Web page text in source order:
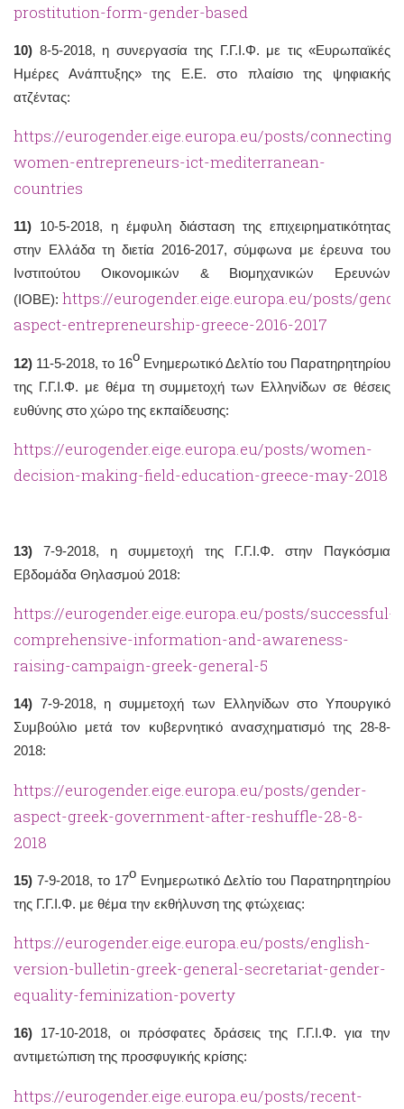
prostitution-form-gender-based
10) 8-5-2018, η συνεργασία της Γ.Γ.Ι.Φ. με τις «Ευρωπαϊκές
Ημέρες Ανάπτυξης» της Ε.Ε. στο πλαίσιο της ψηφιακής
ατζέντας:
https://eurogender.eige.europa.eu/posts/connecting-
women-entrepreneurs-ict-mediterranean-
countries
11) 10-5-2018, η έμφυλη διάσταση της επιχειρηματικότητας
στην Ελλάδα τη διετία 2016-2017, σύμφωνα με έρευνα του
Ινστιτούτου Οικονομικών & Βιομηχανικών Ερευνών
(ΙΟΒΕ): https://eurogender.eige.europa.eu/posts/
aspect-entrepreneurship-greece-2016-2017
12) 11-5-2018, το 16ο Ενημερωτικό Δελτίο του Παρατηρητηρίου
της Γ.Γ.Ι.Φ. με θέμα τη συμμετοχή των Ελληνίδων σε θέσεις
ευθύνης στο χώρο της εκπαίδευσης:
https://eurogender.eige.europa.eu/posts/women-
decision-making-field-education-greece-may-2018
13) 7-9-2018, η συμμετοχή της Γ.Γ.Ι.Φ. στην Παγκόσμια
Εβδομάδα Θηλασμού 2018:
https://eurogender.eige.europa.eu/posts/successful-
comprehensive-information-and-awareness-
raising-campaign-greek-general-5
14) 7-9-2018, η συμμετοχή των Ελληνίδων στο Υπουργικό
Συμβούλιο μετά τον κυβερνητικό ανασχηματισμό της 28-8-
2018:
https://eurogender.eige.europa.eu/posts/gender-
aspect-greek-government-after-reshuffle-28-8-
2018
15) 7-9-2018, το 17ο Ενημερωτικό Δελτίο του Παρατηρητηρίου
της Γ.Γ.Ι.Φ. με θέμα την εκθήλυνση της φτώχειας:
https://eurogender.eige.europa.eu/posts/english-
version-bulletin-greek-general-secretariat-gender-
equality-feminization-poverty
16) 17-10-2018, οι πρόσφατες δράσεις της Γ.Γ.Ι.Φ. για την
αντιμετώπιση της προσφυγικής κρίσης:
https://eurogender.eige.europa.eu/posts/recent-